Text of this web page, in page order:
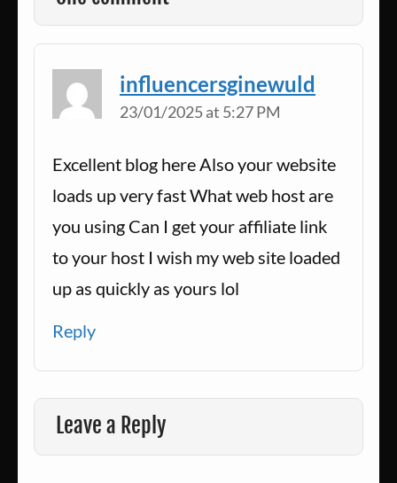
influencersginewuld
23/01/2025 at 5:27 PM
Excellent blog here Also your website
loads up very fast What web host are
you using Can I get your affiliate link
to your host I wish my web site loaded
up as quickly as yours lol
Reply
Leave a Reply